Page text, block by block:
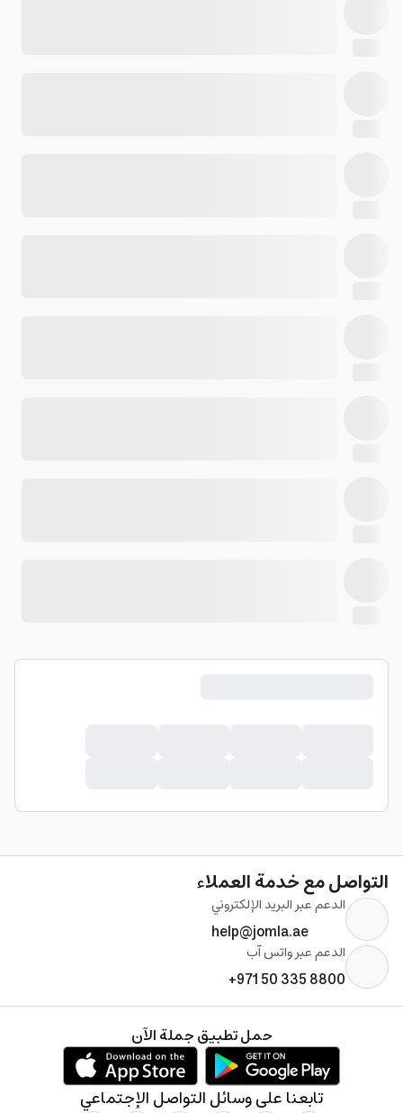
التواصل مع خدمة العملاء
الدعم عبر البريد الإلكتروني
help@jomla.ae
الدعم عبر واتس آب
+971 50 335 8800
تابعنا على وسائل التواصل الإجتماعي
حمل تطبيق جملة الآن